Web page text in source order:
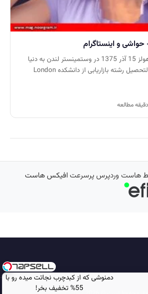
دمنوشی که از کبدچرب نجاتت میده رو با
55% تخفیف بخر!
حواشی و اینستاگرام
بیوگرافی اما هولز اما هولز 15 آذر 1375 در وستمینستر لندن به دنیا
آمده است ، وی فارغ التحصیل رشته بازاریابی از دانشکده ‏‎London
هاست وردپرس پرسرعتافیکس هاست